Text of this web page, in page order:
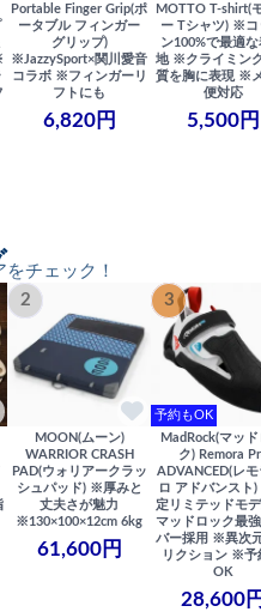
Portable Finger Grip(ポ
ータブル フィンガー
グリップ)
※JazzySport×関川愛音
コラボ ※フィンガーリ
フトにも
6,820円
MOTTO T-shirt(
ー Tシャツ) ※コ
ン100%で最適
地 ※クライミン
質を胸に表現 ※
便対応
5,500円
チェック！
2
MOON(ムーン)
WARRIOR CRASH
PAD(ウォリアークラッ
シュパッド) ※厚みと
丈夫さが魅力
※130×100×12cm 6kg
61,600円
3
予約もOK
MadRock(マッド
ク) Remora
ADVANCED(レ
ロ アドバンスト
定リミテッドモ
マッドロック最
バー採用 ※異次
リクション ※予
OK
28,600円